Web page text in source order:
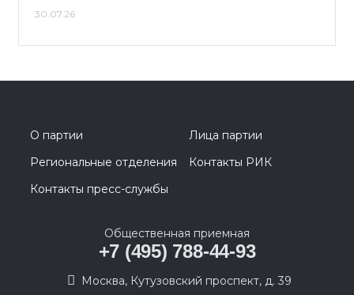
30.07.26
О партии
Лица партии
Региональные отделения
Контакты РИК
Контакты пресс-службы
Общественная приемная
+7 (495) 788-44-93
Москва, Кутузовский проспект, д. 39